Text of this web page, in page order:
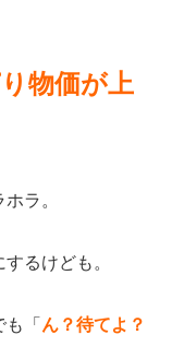
物価が上
ラ。
るけども。
「 ん？待てよ？